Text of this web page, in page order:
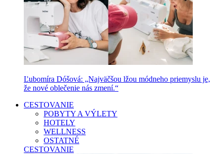
Ľubomíra Dóšová: „Najväčšou lžou módneho priemyslu je,
že nové oblečenie nás zmení.“
CESTOVANIE
POBYTY A VÝLETY
HOTELY
WELLNESS
OSTATNÉ
CESTOVANIE